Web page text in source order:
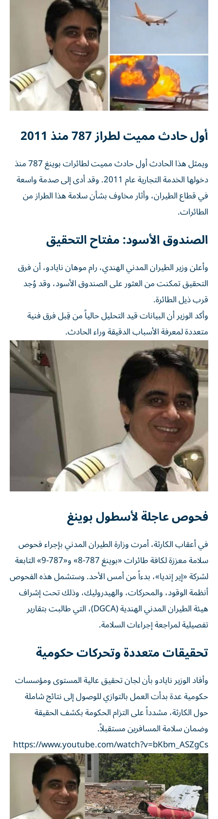
أول حادث مميت لطراز 787 منذ 2011
ويمثل هذا الحادث أول حادث مميت لطائرات بوينغ 787 منذ
دخولها الخدمة التجارية عام 2011. وقد أدى إلى صدمة واسعة
في قطاع الطيران، وأثار مخاوف بشأن سلامة هذا الطراز من
الطائرات.
الصندوق الأسود: مفتاح التحقيق
وأعلن وزير الطيران المدني الهندي، رام موهان نايادو، أن فرق
التحقيق تمكنت من العثور على الصندوق الأسود، وقد وُجد
قرب ذيل الطائرة.
وأكد الوزير أن البيانات قيد التحليل حالياً من قِبل فرق فنية
متعددة لمعرفة الأسباب الدقيقة وراء الحادث.
فحوص عاجلة لأسطول بوينغ
في أعقاب الكارثة، أمرت وزارة الطيران المدني بإجراء فحوص
سلامة معززة لكافة طائرات «بوينغ 787-8» و«787-9» التابعة
لشركة «إير إنديا»، بدءاً من أمس الأحد. وستشمل هذه الفحوص
أنظمة الوقود، والمحركات، والهيدروليك، وذلك تحت إشراف
هيئة الطيران المدني الهندية (DGCA)، التي طالبت بتقارير
تفصيلية لمراجعة إجراءات السلامة.
تحقيقات متعددة وتحركات حكومية
وأفاد الوزير نايادو بأن لجان تحقيق عالية المستوى ومؤسسات
حكومية عدة بدأت العمل بالتوازي للوصول إلى نتائج شاملة
حول الكارثة، مشدداً على التزام الحكومة بكشف الحقيقة
وضمان سلامة المسافرين مستقبلاً.
https://www.youtube.com/watch?v=bKbm_ASZgCs